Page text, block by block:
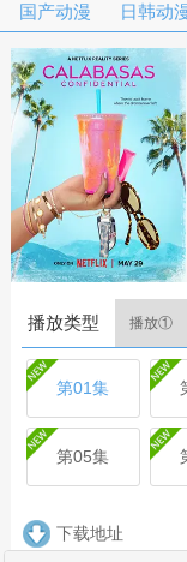
国产动漫
日韩动
播放类型 播放①
第01集
第05集
下载地址